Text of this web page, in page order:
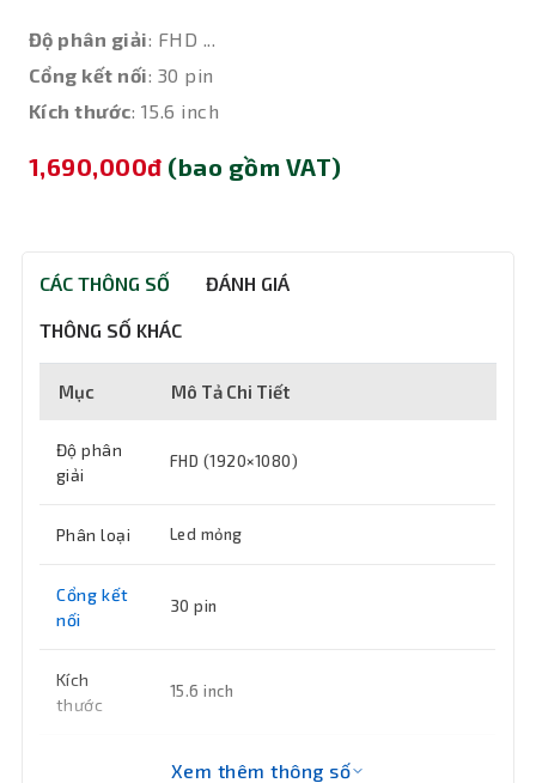
Độ phân giải: FHD ...
Cổng kết nối: 30 pin
Kích thước: 15.6 inch
1,690,000đ (bao gồm VAT)
CÁC THÔNG SỐ ĐÁNH GIÁ
THÔNG SỐ KHÁC
Mục Mô Tả Chi Tiết
Độ phân
giải
FHD (1920×1080)
Phân loại Led mỏng
Cổng kết
nối
30 pin
Kích
thước
15.6 inch
6 tháng
Xem thêm thông số